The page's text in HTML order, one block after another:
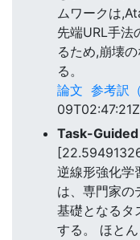
ムワークは
先端URL手法
るため,崩壊
る。
論文 参考訳
Task-Guided
逆線形強化学
は、専門家の
基礎となるタ
する。 ほと